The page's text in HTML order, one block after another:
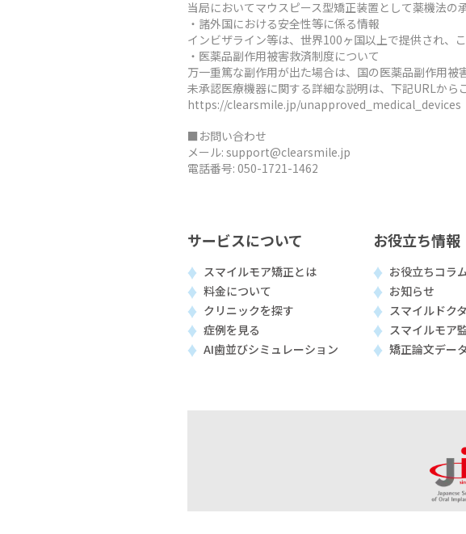
当局においてマウスピース型矯正装置として薬機法の
・諸外国における安全性等に係る情報
インビザライン等は、世界100ヶ国以上で提供され、
・医薬品副作用被害救済制度について
万一重篤な副作用が出た場合は、国の医薬品副作用被
未承認医療機器に関する詳細な説明は、下記URLから
https://clearsmile.jp/unapproved_medical_devices
■お問い合わせ
メール: support@clearsmile.jp
電話番号: 050-1721-1462
サービスについて
スマイルモア矯正とは
料金について
クリニックを探す
症例を見る
AI歯並びシミュレーション
お役立ち情報
お役立ちコラ
お知らせ
スマイルドク
スマイルモア
矯正論文デー